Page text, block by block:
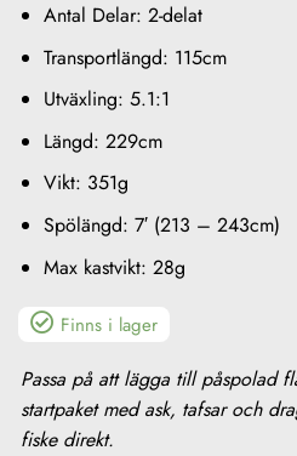
Antal Delar: 2-delat
Transportlängd: 115cm
Utväxling: 5.1:1
Längd: 229cm
Vikt: 351g
Spölängd: 7′ (213 – 243cm)
Max kastvikt: 28g
Finns i lager
KÖP
TILL
Passa på att lägga till påspolad
startpaket med ask, tafsar och
fiske direkt.